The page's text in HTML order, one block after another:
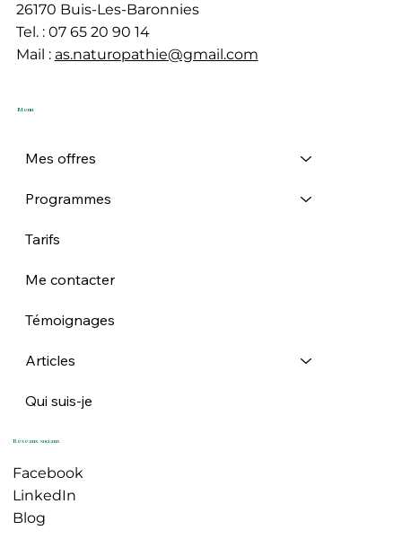
26170 Buis-Les-Baronnies
Tel. : 07 65 20 90 14
Mail : as.naturopathie@gmail.com
Menu
Mes offres
Programmes
Tarifs
Me contacter
Témoignages
Articles
Qui suis-je
Réseaux sociaux
Facebook
LinkedIn
Blog